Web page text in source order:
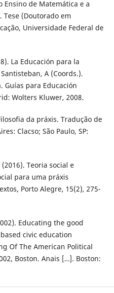
de Matemática e a
Tese (Doutorado em
Universidade Federal de
La Educación para la
A (Coords.).
Guías para Educación
Wolters Kluwer, 2008.
da práxis. Tradução de
Clacso; São Paulo, SP:
(2016). Teoria social e
para uma práxis
Porto Alegre, 15(2), 275-
Educating the good
civic education
Of The American Political
Boston. Anais […]. Boston: